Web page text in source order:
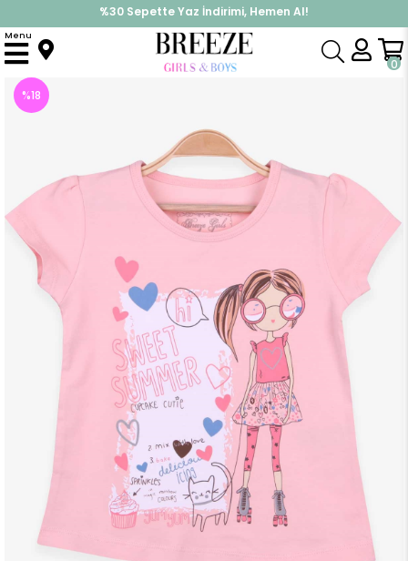
%30 Sepette Yaz İndirimi, Hemen Al!
İndirimlere ek %10 İndirimi Kap, Hemen Üye Ol!
0
Menu
Anasayfa Üst Giyim Tişört
%18